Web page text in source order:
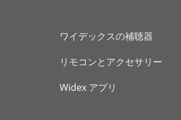
ワイデックスの補聴器
リモコンとアクセサリー
Widex アプリ